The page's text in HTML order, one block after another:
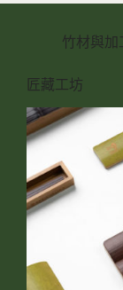
竹材與加
匠藏工坊